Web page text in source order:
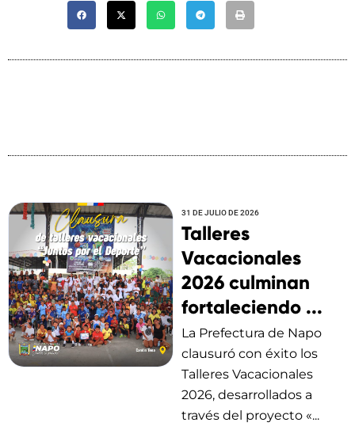
31 DE JULIO DE 2026
Talleres
Vacacionales
2026 culminan
fortaleciendo ...
La Prefectura de Napo
clausuró con éxito los
Talleres Vacacionales
2026, desarrollados a
través del proyecto «...